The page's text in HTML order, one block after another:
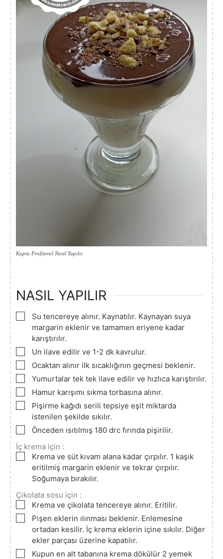
Kupta Profiterol Nasıl Yapılır
NASIL YAPILIR
▢
Su tencereye alınır. Kaynatılır. Kaynayan suya
margarin eklenir ve tamamen eriyene kadar
karıştırılır.
▢Un ilave edilir ve 1-2 dk kavrulur.
▢
Ocaktan alınır ilk sıcaklığının geçmesi beklenir.
▢
Yumurtalar tek tek ilave edilir ve hızlıca karıştırılır.
▢
Hamur karışımı sıkma torbasına alınır.
▢
Pişirme kağıdı serili tepsiye eşit miktarda
istenilen şekilde sıkılır.
▢
Önceden ısıtılmış 180 drc fırında pişirilir.
İç krema için :
▢
Krema ve süt kıvam alana kadar çırpılır. 1 kaşık
eritilmiş margarin eklenir ve tekrar çırpılır.
Soğumaya bırakılır.
Çikolata sosu için :
▢
Krema ve çikolata tencereye alınır. Eritilir.
▢
Pişen eklerin ılınması beklenir. Enlemesine
ortadan kesilir. İç krema eklerin içine sıkılır. Diğer
ekler parçası üzerine kapatılır.
▢
Kupun en alt tabanına krema dökülür 2 yemek